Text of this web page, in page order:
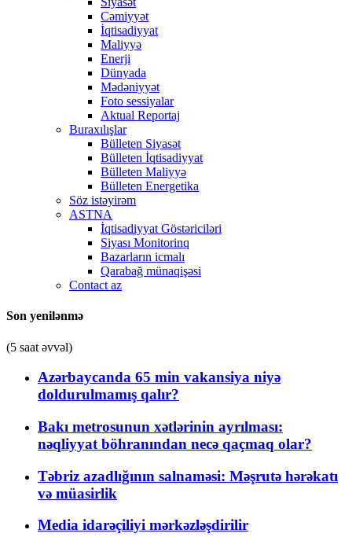
Cəmiyyət
İqtisadiyyat
Maliyyə
Enerji
Dünyada
Mədəniyyət
Foto sessiyalar
Aktual Reportaj
Buraxılışlar
Bülleten Siyasət
Bülleten İqtisadiyyat
Bülleten Maliyyə
Bülleten Energetika
Söz istəyirəm
ASTNA
İqtisadiyyat Göstəriciləri
Siyası Monitorinq
Bazarların icmalı
Qarabağ münaqişəsi
Contact az
Son yenilənmə
(5 saat əvvəl)
Azərbaycanda 65 min vakansiya niyə
doldurulmamış qalır?
Bakı metrosunun xətlərinin ayrılması:
nəqliyyat böhranından necə qaçmaq olar?
Təbriz azadlığının salnaməsi: Məşrutə hərəkatı
və müasirlik
Media idarəçiliyi mərkəzləşdirilir